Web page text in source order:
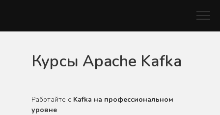
Курсы Apache Kafka
Работайте с Kafka на профессиональном
уровне